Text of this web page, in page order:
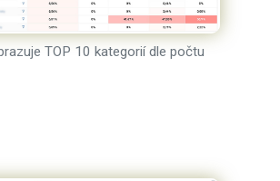
TOP 10 kategorií dle počtu